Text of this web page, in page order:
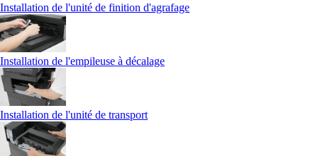
Installation de l'unité de finition d'agrafage
Installation de l'empileuse à décalage
Installation de l'unité de transport